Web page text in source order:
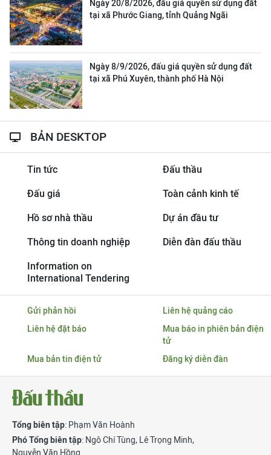
Ngày 20/8/2026, đấu giá quyền sử dụng đất
tại xã Phước Giang, tỉnh Quảng Ngãi
Ngày 8/9/2026, đấu giá quyền sử dụng đất
tại xã Phú Xuyên, thành phố Hà Nội
BẢN DESKTOP
Tin tức Đấu thầu
Đấu giá Toàn cảnh kinh tế
Hồ sơ nhà thầu Dự án đầu tư
Thông tin doanh nghiệp Diễn đàn đấu thầu
Information on
International Tendering
Gửi phản hồi
Liên hệ quảng cáo
Liên hệ đặt báo
Mua báo in phiên bản điện
tử
Mua bản tin điện tử
Đăng ký diễn đàn
Tổng biên tập: Phạm Văn Hoành
Phó Tổng biên tập: Ngô Chí Tùng, Lê Trọng Minh,
Nguyễn Văn Hồng